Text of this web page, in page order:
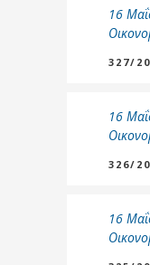
16
327/
16
326/
16